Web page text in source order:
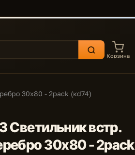
Корзина
30x80 - 2pack (кd74)
Светильник встр.
30x80 - 2pack